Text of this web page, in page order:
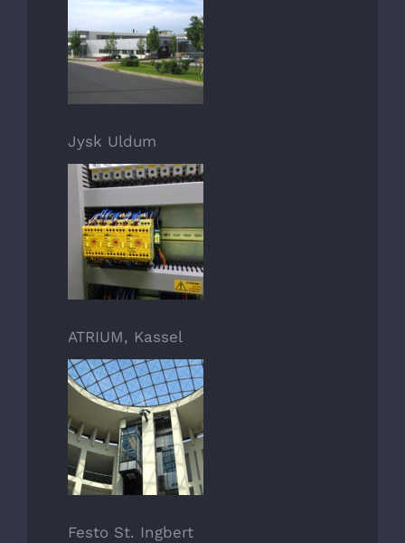
Jysk Uldum
ATRIUM, Kassel
Festo St. Ingbert